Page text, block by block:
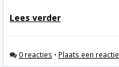
Lees verder
0 reacties • Plaats een reactie